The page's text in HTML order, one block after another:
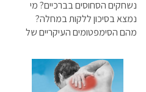
נשחקים הסחוסים בברכיים? מי
נמצא בסיכון ללקות במחלה?
מהם הסימפטומים העיקריים של
אפשרויות הטיפול
באוסטאוארטריטיס - כל המידע
במאמר שלפניך